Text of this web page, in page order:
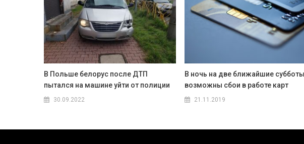
В Польше белорус после ДТП
пытался на машине уйти от полиции
30.09.2022
В ночь на две ближайшие субботы
возможны сбои в работе карт
21.11.2019